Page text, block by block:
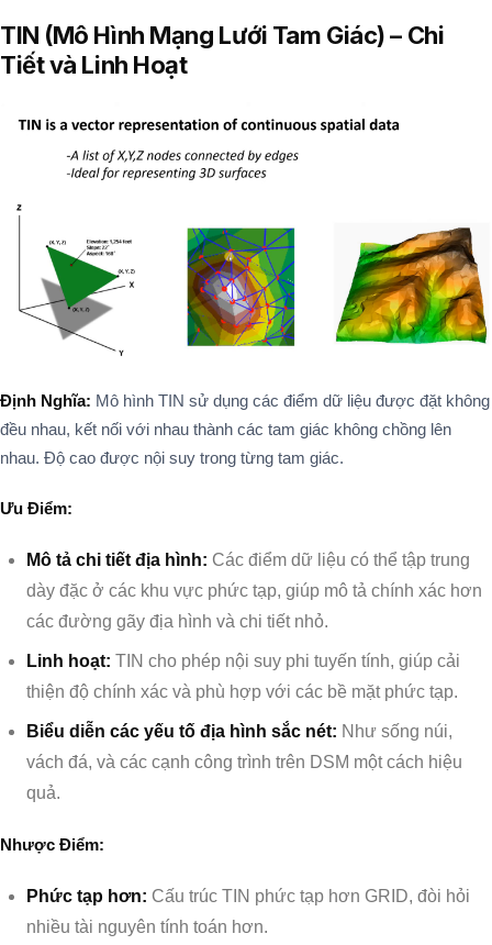
TIN (Mô Hình Mạng Lưới Tam Giác) – Chi
Tiết và Linh Hoạt
Định Nghĩa: Mô hình TIN sử dụng các điểm dữ liệu được đặt không
đều nhau, kết nối với nhau thành các tam giác không chồng lên
nhau. Độ cao được nội suy trong từng tam giác.
Ưu Điểm:
Mô tả chi tiết địa hình: Các điểm dữ liệu có thể tập trung
dày đặc ở các khu vực phức tạp, giúp mô tả chính xác hơn
các đường gãy địa hình và chi tiết nhỏ.
Linh hoạt: TIN cho phép nội suy phi tuyến tính, giúp cải
thiện độ chính xác và phù hợp với các bề mặt phức tạp.
Biểu diễn các yếu tố địa hình sắc nét: Như sống núi,
vách đá, và các cạnh công trình trên DSM một cách hiệu
quả.
Nhược Điểm:
Phức tạp hơn: Cấu trúc TIN phức tạp hơn GRID, đòi hỏi
nhiều tài nguyên tính toán hơn.